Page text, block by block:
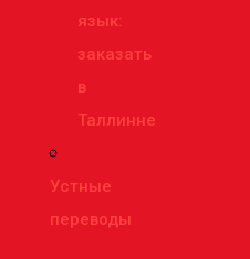
язык:
заказать
в
Таллинне
Устные
переводы